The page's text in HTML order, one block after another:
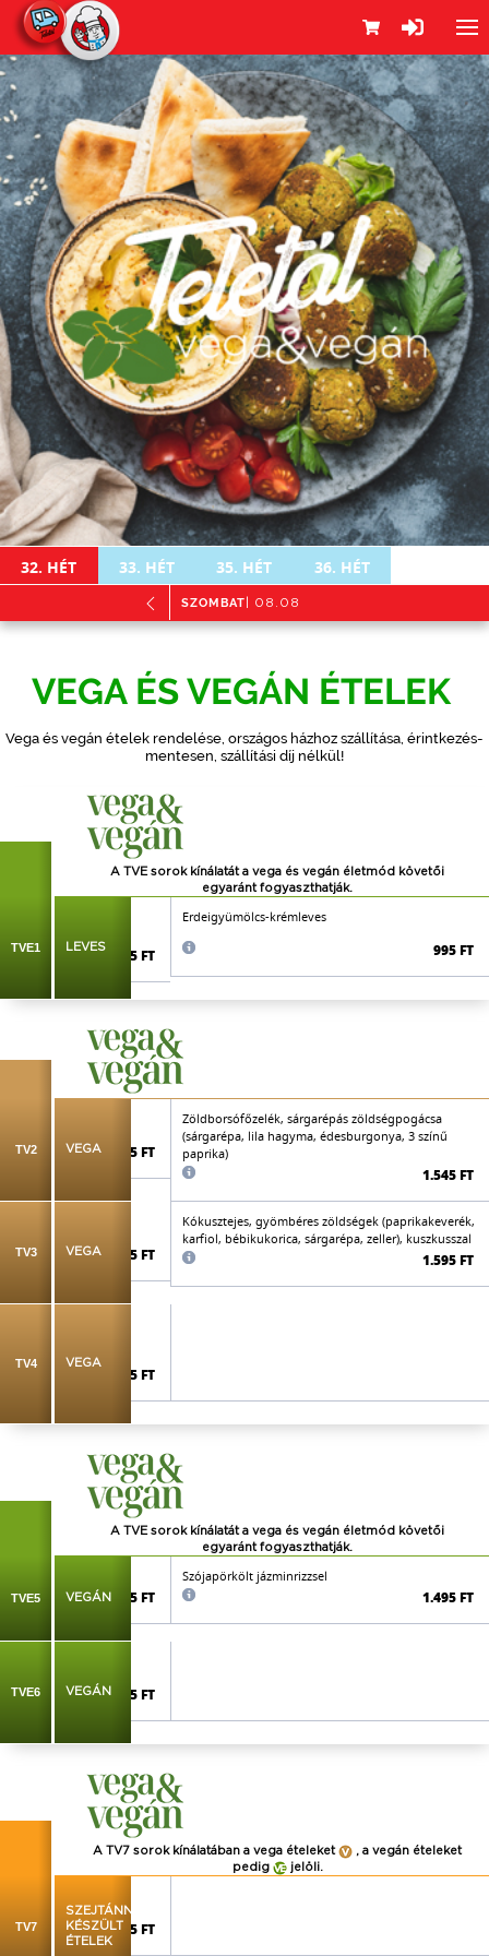
32. HÉT 33. HÉT 35. HÉT 36. HÉT
SZOMBAT | 08.08
VEGA ÉS VEGÁN ÉTELEK
Vega és vegán ételek rendelése, országos házhoz szállítása, érintkezés-
mentesen, szállítási díj nélkül!
A TVE sorok kínálatát a vega és vegán életmód követői
egyarántfogyaszthatják.
TVE1 LEVES 695 FT
Erdeigyümölcs-krémleves
995 FT
TV2 VEGA 1.595 FT
Zöldborsófőzelék, sárgarépás zöldségpogácsa
(sárgarépa, lila hagyma, édesburgonya, 3 színű
paprika)
1.545 FT
TV3 VEGA 1.795 FT
Kókusztejes, gyömbéres zöldségek (paprikakeverék,
karfiol, bébikukorica, sárgarépa, zeller), kuszkusszal
1.595 FT
TV4 VEGA
1.595 FT
A TVE sorok kínálatát a vega és vegán életmód követői
egyarántfogyaszthatják.
TVE5 VEGÁN1.395 FT
Szójapörkölt jázminrizzsel
1.495 FT
TVE6 VEGÁN1.695 FT
A TV7 sorok kínálatában a vega ételeket
, a vegán ételeket
pedig
jelöli.
TV7
SZEJTÁNNAL
KÉSZÜLT
ÉTELEK
1.895 FT